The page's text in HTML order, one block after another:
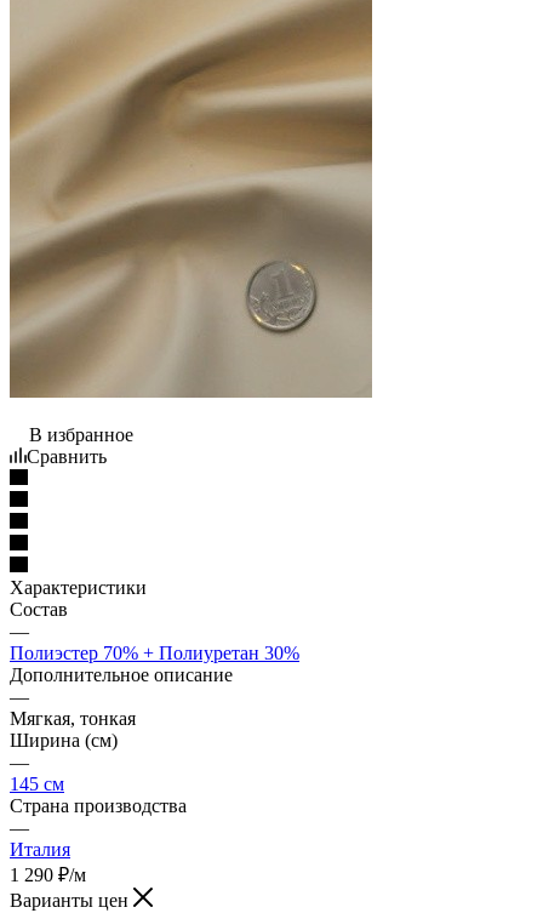
В избранное
Сравнить
Характеристики
Состав
—
Полиэстер 70% + Полиуретан 30%
Дополнительное описание
—
Мягкая, тонкая
Ширина (см)
—
145 см
Страна производства
—
Италия
1 290 ₽/м
Варианты цен